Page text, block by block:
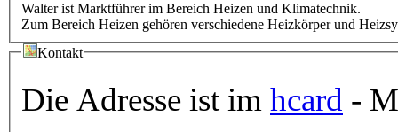
Walter ist Marktführer im Bereich Heizen und Klimatechnik.
Zum Bereich Heizen gehören verschiedene Heizkörper und
Kontakt
Die Adresse ist im hcard -